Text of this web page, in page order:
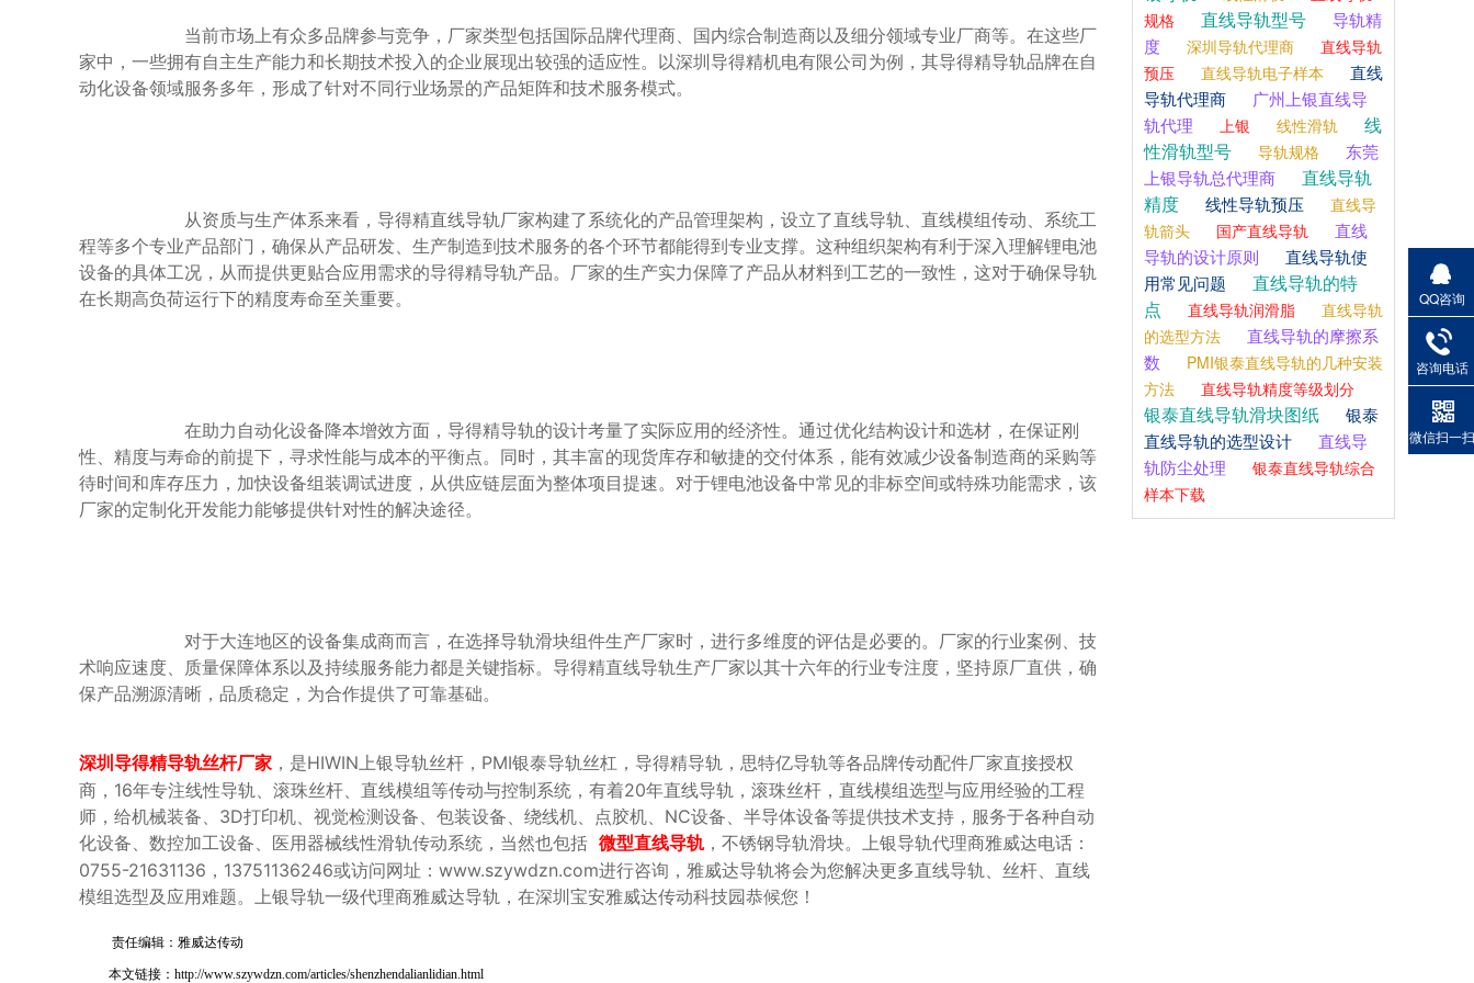
家中，一些拥有自主生产能力和长期技术投入的企业展现出较强的适应性。以深圳导得精机电有限公司为例，其导得精导轨品牌在自
动化设备领域服务多年，形成了针对不同行业场景的产品矩阵和技术服务模式。
程等多个专业产品部门，确保从产品研发、生产制造到技术服务的各个环节都能得到专业支撑。这种组织架构有利于深入理解锂电池
设备的具体工况，从而提供更贴合应用需求的导得精导轨产品。厂家的生产实力保障了产品从材料到工艺的一致性，这对于确保导轨
在长期高负荷运行下的精度寿命至关重要。
性、精度与寿命的前提下，寻求性能与成本的平衡点。同时，其丰富的现货库存和敏捷的交付体系，能有效减少设备制造商的采购等
待时间和库存压力，加快设备组装调试进度，从供应链层面为整体项目提速。对于锂电池设备中常见的非标空间或特殊功能需求，该
厂家的定制化开发能力能够提供针对性的解决途径。
术响应速度、质量保障体系以及持续服务能力都是关键指标。导得精直线导轨生产厂家以其十六年的行业专注度，坚持原厂直供，确
保产品溯源清晰，品质稳定，为合作提供了可靠基础。
深圳导得精导轨丝杆厂家 ，是HIWIN上银导轨丝杆，PMI银泰导轨丝杠，导得精导轨，思特亿导轨等各品牌传动配件厂家直接授权
商，16年专注线性导轨、滚珠丝杆、直线模组等传动与控制系统，有着20年直线导轨，滚珠丝杆，直线模组选型与应用经验的工程
师，给机械装备、3D打印机、视觉检测设备、包装设备、绕线机、点胶机、NC设备、半导体设备等提供技术支持，服务于各种自动
化设备、数控加工设备、医用器械线性滑轨传动系统，当然也包括 微型直线导轨，不锈钢导轨滑块。上银导轨代理商雅威达电话：
0755-21631136，13751136246或访问网址：www.szywdzn.com进行咨询，雅威达导轨将会为您解决更多直线导轨、丝杆、直线
模组选型及应用难题。上银导轨一级代理商雅威达导轨，在深圳宝安雅威达传动科技园恭候您！
责任编辑：雅威达传动
本文链接：http://www.szywdzn.com/articles/shenzhendalianlidian.html
规格
直线导轨型号
导轨精
度
深圳导轨代理商
直线导轨
预压
直线导轨电子样本
直线
导轨代理商
广州上银直线导
轨代理
上银 线性滑轨
线
性滑轨型号
导轨规格
东莞
上银导轨总代理商
直线导轨
精度
线性导轨预压
直线导
轨箭头
国产直线导轨
直线
导轨的设计原则
直线导轨使
用常见问题
直线导轨的特
点
直线导轨润滑脂
直线导轨
的选型方法
直线导轨的摩擦系
数
PMI银泰直线导轨的几种安装
方法
直线导轨精度等级划分
银泰直线导轨滑块图纸
银泰
直线导轨的选型设计
直线导
轨防尘处理
银泰直线导轨综合
样本下载
QQ咨询
咨询电话
微信扫一扫